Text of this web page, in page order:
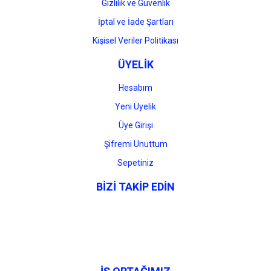
Gizlilik ve Güvenlik
İptal ve İade Şartları
Kişisel Veriler Politikası
ÜYELİK
Hesabım
Yeni Üyelik
Üye Girişi
Şifremi Unuttum
Sepetiniz
BİZİ TAKİP EDİN